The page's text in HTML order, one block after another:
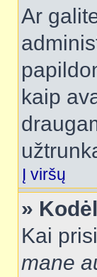
Ar
kaip
Į viršų
»
Kai
mane